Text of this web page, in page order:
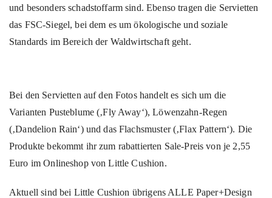
und besonders schadstoffarm sind. Ebenso tragen die Servietten
das FSC-Siegel, bei dem es um ökologische und soziale
Standards im Bereich der Waldwirtschaft geht.
Bei den Servietten auf den Fotos handelt es sich um die
Varianten Pusteblume (‚Fly Away‘), Löwenzahn-Regen
(‚Dandelion Rain‘) und das Flachsmuster (‚Flax Pattern‘). Die
Produkte bekommt ihr zum rabattierten Sale-Preis von je 2,55
Euro im Onlineshop von Little Cushion.
Aktuell sind bei Little Cushion übrigens ALLE Paper+Design